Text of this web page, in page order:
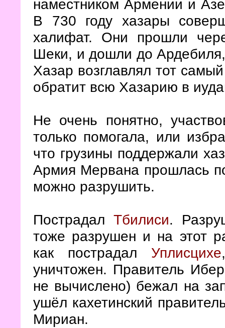
наместником Армении и
В 730 году хазары
халифат. Они прошли
Шеки, и дошли до
Хазар возглавлял тот
обратит всю Хазарию в
Не очень понятно,
только помогала, или
что грузины поддержали
Армия Мервана прошлась
можно разрушить.
Пострадал Тбилиси.
тоже разрушен и на этот
как пострадал Уплисцихе
уничтожен. Правитель
не вычислено) бежал на
ушёл кахетинский
Мириан.